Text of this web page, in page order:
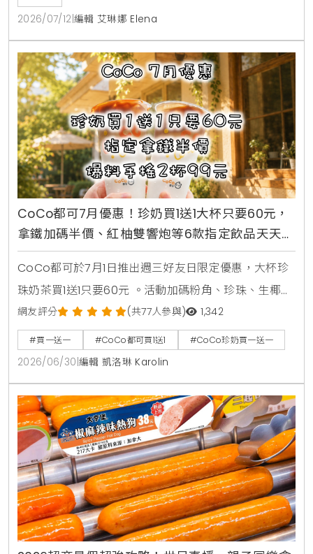
買minini禮盒送原味糖霜甜甜圈盒的買一送一限時優
惠。
2026/07/12 編輯 艾琳娜 Elena
CoCo都可7月優惠！珍奶買1送1大杯只要60元，
拿鐵加碼半價、紅柚雙響炮等6款指定飲品天天2
杯99元
CoCo都可於7月1日推出週三好友日限定優惠，大杯珍
珠奶茶買1送1只要60元 。活動加碼粉角、珍珠、生椰職
人拿鐵同價位買1送1 。同步推出暑來寶2杯99元好康，
新增紅柚雙響炮與紅柚香檸美式等6款指定飲品任選 。
網友評分 (共77人參與) 1,342
#買一送一 #CoCo都可買1送1 #CoCo珍奶買一送一
2026/06/30 編輯 凱洛琳 Karolin